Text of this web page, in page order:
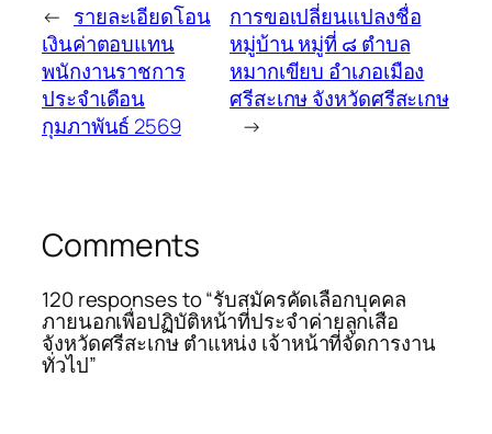
← รายละเอียดโอน
เงินค่าตอบแทน
พนักงานราชการ
ประจำเดือน
กุมภาพันธ์ 2569
การขอเปลี่ยนแปลงชื่อ
หมู่บ้าน หมู่ที่ ๘ ตำบล
หมากเขียบ อำเภอเมือง
ศรีสะเกษ จังหวัดศรีสะเกษ
→
Comments
120 responses to “รับสมัครคัดเลือกบุคคล
ภายนอกเพื่อปฏิบัติหน้าที่ประจำค่ายลูกเสือ
จังหวัดศรีสะเกษ ตำแหน่ง เจ้าหน้าที่จัดการงาน
ทั่วไป”